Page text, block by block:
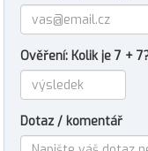
Ověření: Kolik je 7 +
Dotaz / komentář